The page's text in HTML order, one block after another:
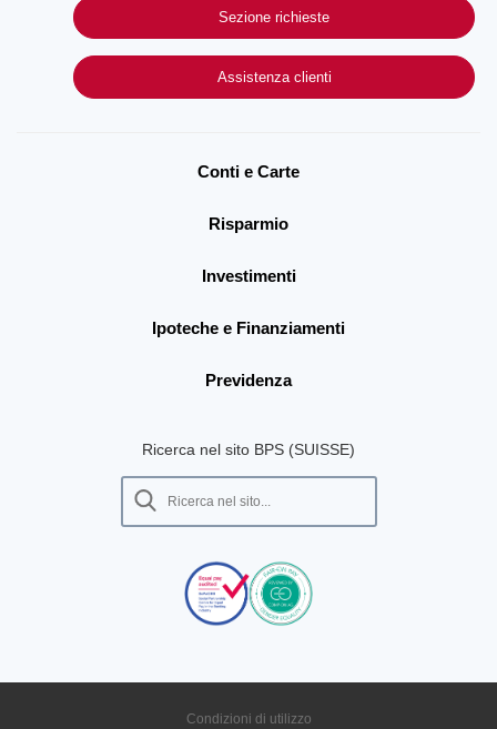
Sezione richieste
Assistenza clienti
Conti e Carte
Risparmio
Investimenti
Ipoteche e Finanziamenti
Previdenza
Ricerca nel sito BPS (SUISSE)
Condizioni di utilizzo